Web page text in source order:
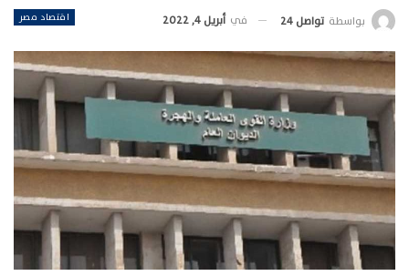
اقتصاد مصر بواسطة تواصل 24 في أبريل 4, 2022